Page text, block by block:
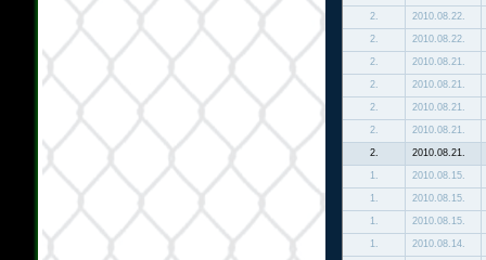
2. 2010.08.22.
2. 2010.08.22.
2. 2010.08.21.
2. 2010.08.21.
2. 2010.08.21.
2. 2010.08.21.
2. 2010.08.21.
1. 2010.08.15.
1. 2010.08.15.
1. 2010.08.15.
1. 2010.08.14.